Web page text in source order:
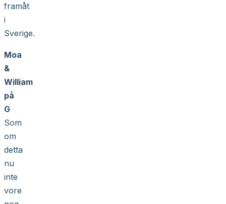
framåt
i
Sverige.
Moa
&
William
på
G
Som
om
detta
nu
inte
vore